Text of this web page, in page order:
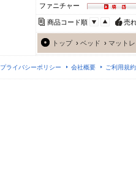
ファニチャー
商品コード順 売
トップ › ベッド › マット
プライバシーポリシー 会社概要 ご利用規約